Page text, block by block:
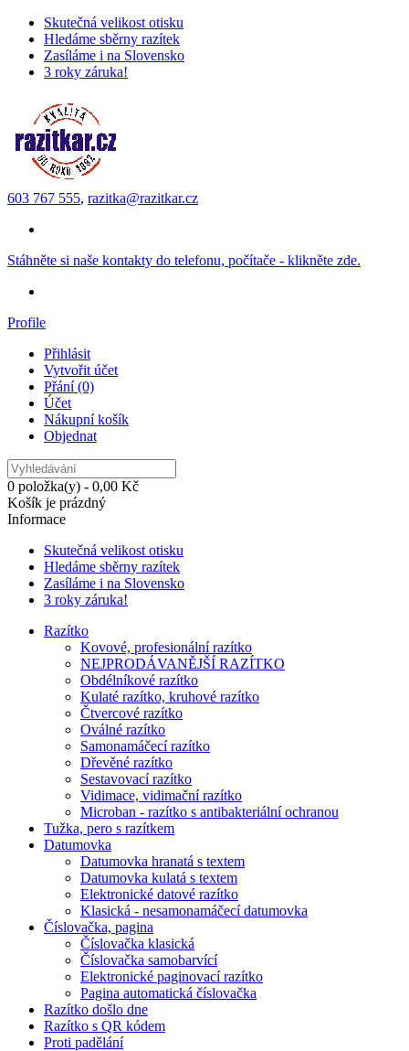
Skutečná velikost otisku
Hledáme sběrny razítek
Zasíláme i na Slovensko
3 roky záruka!
603 767 555, razitka@razitkar.cz
Stáhněte si naše kontakty do telefonu, počítače - klikněte zde.
Profile
Přihlásit
Vytvořit účet
Přání (0)
Účet
Nákupní košík
Objednat
0 položka(y) - 0,00 Kč
Košík je prázdný
Informace
Skutečná velikost otisku
Hledáme sběrny razítek
Zasíláme i na Slovensko
3 roky záruka!
Razítko
Kovové, profesionální razítko
NEJPRODÁVANĚJŠÍ RAZÍTKO
Obdélníkové razítko
Kulaté razítko, kruhové razítko
Čtvercové razítko
Oválné razítko
Samonamáčecí razítko
Dřevěné razítko
Sestavovací razítko
Vidimace, vidimační razítko
Microban - razítko s antibakteriální ochranou
Tužka, pero s razítkem
Datumovka
Datumovka hranatá s textem
Datumovka kulatá s textem
Elektronické datové razítko
Klasická - nesamonamáčecí datumovka
Číslovačka, pagina
Číslovačka klasická
Číslovačka samobarvící
Elektronické paginovací razítko
Pagina automatická číslovačka
Razítko došlo dne
Razítko s QR kódem
Proti padělání